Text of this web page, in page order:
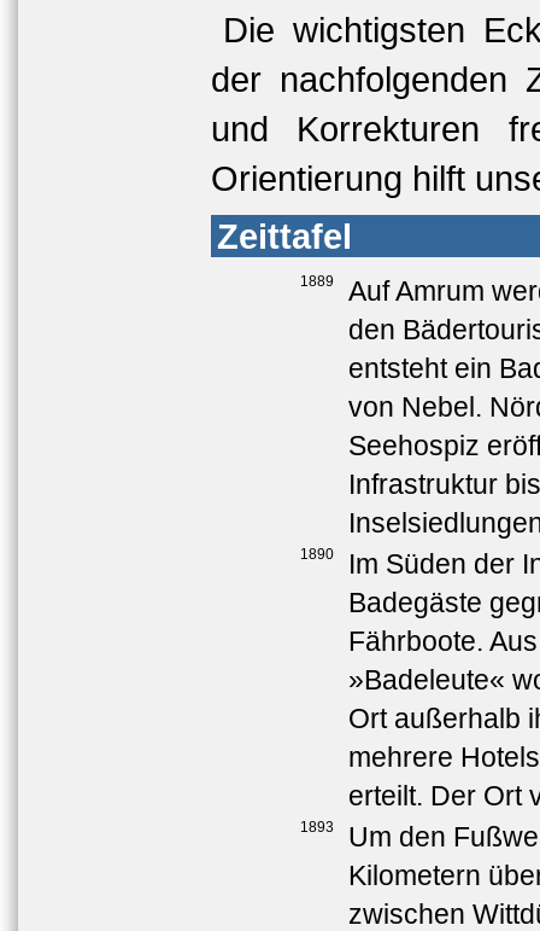
Die wichtigsten
der nachfolgenden
und Korrekturen
Orientierung hilft
Zeittafel
1889
Auf Amrum
den
entsteht ein
von Nebel.
Seehospiz
Infrastruktur
1890
Im Süden der
Badegäste
Fährboote.
»Badeleute«
Ort außerhalb
mehrere
erteilt. Der Ort
1893
Um den
Kilometern
zwischen